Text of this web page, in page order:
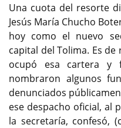
Una cuota del resorte
Jesús María Chucho
hoy como el nuevo
capital del Tolima. Es
ocupó esa cartera
nombraron algunos
denunciados
ese despacho oficial, al
la secretaría, confesó,